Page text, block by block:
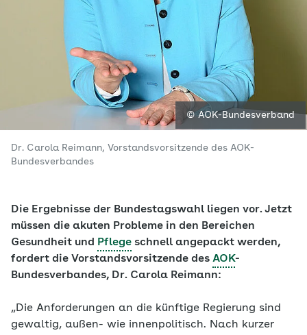
© AOK-Bundesverband
Dr. Carola Reimann, Vorstandsvorsitzende des AOK-
Bundesverbandes
Die Ergebnisse der Bundestagswahl liegen vor. Jetzt
müssen die akuten Probleme in den Bereichen
Gesundheit und
Pflege schnell angepackt werden,
fordert die Vorstandsvorsitzende des AOK-
Bundesverbandes, Dr. Carola Reimann:
„Die Anforderungen an die künftige Regierung sind
gewaltig, außen- wie innenpolitisch. Nach kurzer